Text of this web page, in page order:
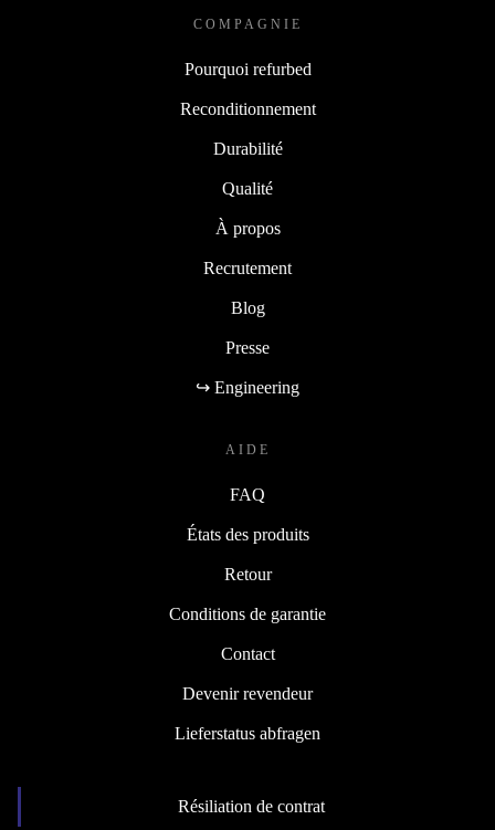
COMPAGNIE
Pourquoi refurbed
Reconditionnement
Durabilité
Qualité
À propos
Recrutement
Blog
Presse
↪ Engineering
AIDE
FAQ
États des produits
Retour
Conditions de garantie
Contact
Devenir revendeur
Lieferstatus abfragen
Résiliation de contrat